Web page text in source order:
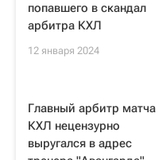
попавшего в скандал
арбитра КХЛ
12 января 2024
Главный арбитр матча
КХЛ нецензурно
выругался в адрес